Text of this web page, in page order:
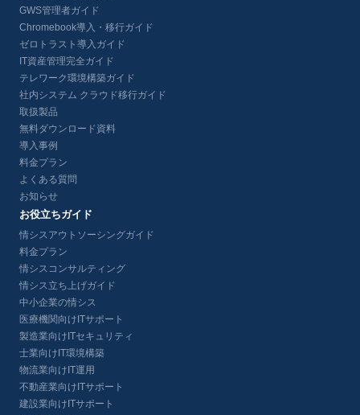
GWS管理者ガイド
Chromebook導入・移行ガイド
ゼロトラスト導入ガイド
IT資産管理完全ガイド
テレワーク環境構築ガイド
社内システム クラウド移行ガイド
取扱製品
無料ダウンロード資料
導入事例
料金プラン
よくある質問
お知らせ
お役立ちガイド
情シスアウトソーシングガイド
料金プラン
情シスコンサルティング
情シス立ち上げガイド
中小企業の情シス
医療機関向けITサポート
製造業向けITセキュリティ
士業向けIT環境構築
物流業向けIT運用
不動産業向けITサポート
建設業向けITサポート